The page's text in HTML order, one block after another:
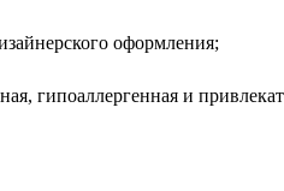
оформления;
гипоаллергенная и